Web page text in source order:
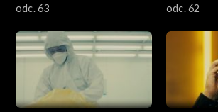
odc. 63
odc. 62